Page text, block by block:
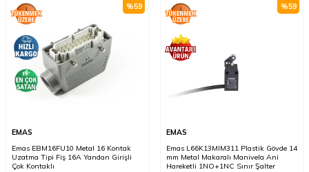
%59
EMAS
Emas EBM16FU10 Metal 16 Kontak
Uzatma Tipi Fiş 16A Yandan Girişli
Çok Kontaklı
%59
EMAS
Emas L66K13MIM311 Plastik Gövde 14
mm Metal Makaralı Manivela Ani
Hareketli 1NO+1NC Sınır Şalter